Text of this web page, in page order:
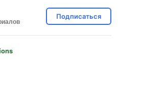
Подписаться